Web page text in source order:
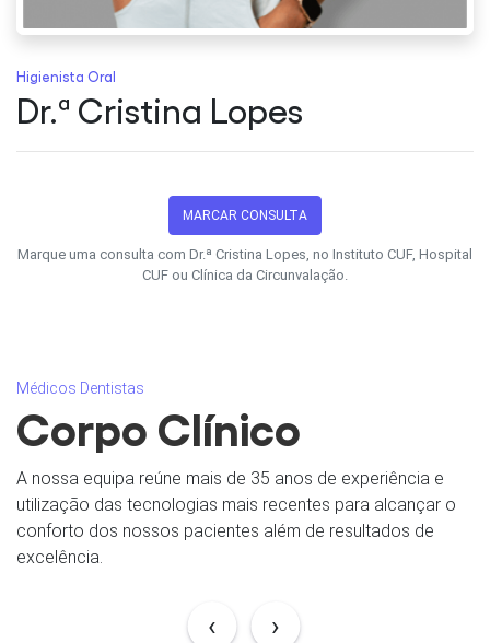
Higienista Oral
Dr.ª Cristina Lopes
MARCAR CONSULTA
Marque uma consulta com Dr.ª Cristina Lopes, no Instituto CUF, Hospital
CUF ou Clínica da Circunvalação.
Médicos Dentistas
Corpo Clínico
A nossa equipa reúne mais de 35 anos de experiência e
utilização das tecnologias mais recentes para alcançar o
conforto dos nossos pacientes além de resultados de
excelência.
‹ ›